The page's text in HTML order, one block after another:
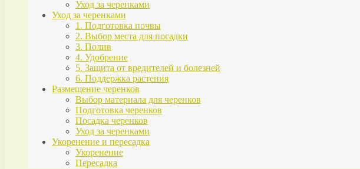
Уход за черенками
Уход за черенками
1. Подготовка почвы
2. Выбор места для посадки
3. Полив
4. Удобрение
5. Защита от вредителей и болезней
6. Поддержка растения
Размещение черенков
Выбор материала для черенков
Подготовка черенков
Посадка черенков
Уход за черенками
Укоренение и пересадка
Укоренение
Пересадка